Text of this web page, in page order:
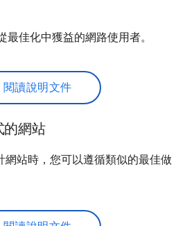
佳化中獲益的網路使用者。
閱讀說明文件
的網站
網站時，您可以遵循類似的最佳做